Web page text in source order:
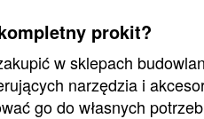
prokit?
w sklepach
narzędzia i
go do własnych